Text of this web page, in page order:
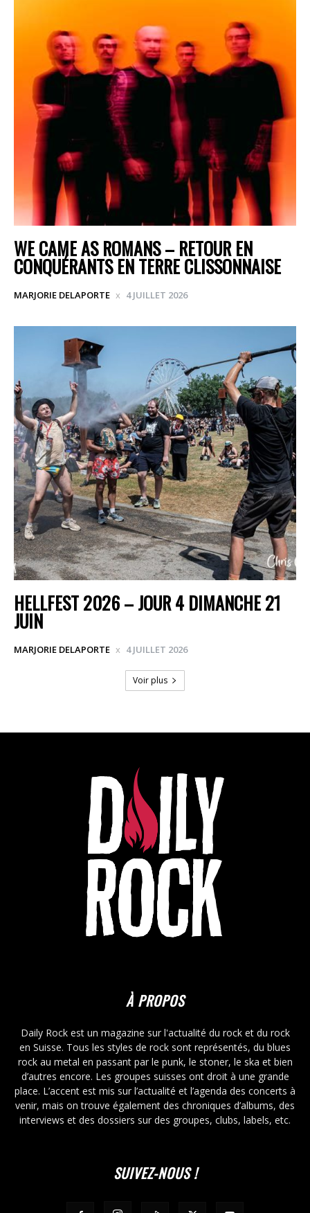
WE CAME AS ROMANS – RETOUR EN
CONQUÉRANTS EN TERRE CLISSONNAISE
MARJORIE DELAPORTE 4 JUILLET 2026
HELLFEST 2026 – JOUR 4 DIMANCHE 21
JUIN
MARJORIE DELAPORTE 4 JUILLET 2026
Voir plus
À PROPOS
Daily Rock est un magazine sur l'actualité du rock et du rock
en Suisse. Tous les styles de rock sont représentés, du blues
rock au metal en passant par le punk, le stoner, le ska et bien
d’autres encore. Les groupes suisses ont droit à une grande
place. L’accent est mis sur l’actualité et l’agenda des concerts à
venir, mais on trouve également des chroniques d’albums, des
interviews et des dossiers sur des groupes, clubs, labels, etc.
SUIVEZ-NOUS !